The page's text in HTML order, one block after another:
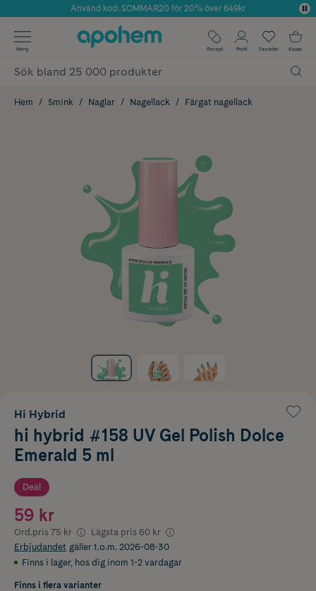
Årets Butik 2025 inom Skönhet
Använd kod: SOMMAR20 för 20% över 649kr
✓ Fri frakt
✓ Poäng på alla köp*
Meny Recept Profil Favoriter Kassa
Hem Smink Naglar Nagellack Färgat nagellack
Hi Hybrid
hi hybrid #158 UV Gel Polish Dolce
Emerald 5 ml
Deal
59 kr
Ord.pris 75 kr Lägsta pris 60 kr
Erbjudandet gäller t.o.m. 2026-08-30
Finns i lager, hos dig inom 1-2 vardagar
Finns i flera varianter